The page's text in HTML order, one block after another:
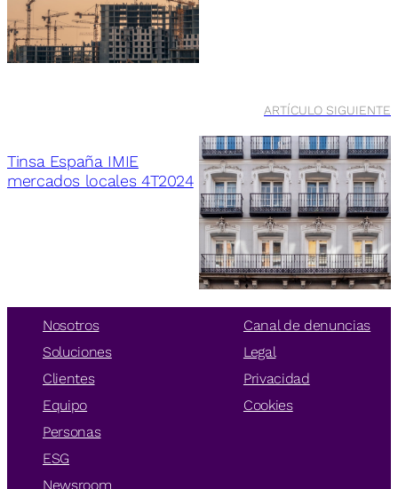
ARTÍCULO SIGUIENTE
Tinsa España IMIE
mercados locales 4T2024
Nosotros
Soluciones
Clientes
Equipo
Personas
ESG
Newsroom
Canal de denuncias
Legal
Privacidad
Cookies